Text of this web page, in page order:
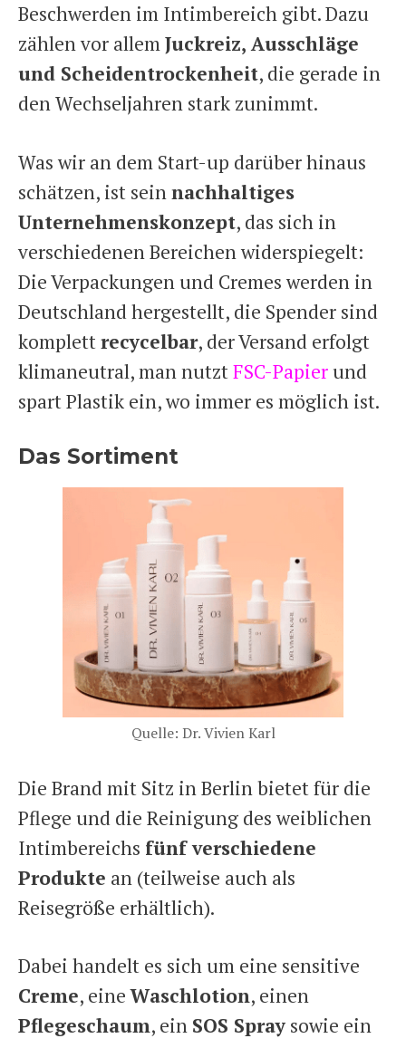
Beschwerden im Intimbereich gibt. Dazu
zählen vor allemJuckreiz, Ausschläge
und Scheidentrockenheit, die gerade in
den Wechseljahren stark zunimmt.
Was wir an dem Start-up darüber hinaus
schätzen, ist seinnachhaltiges
Unternehmenskonzept, das sich in
verschiedenen Bereichen widerspiegelt:
Die Verpackungen und Cremes werden in
Deutschland hergestellt, die Spender sind
komplettrecycelbar, der Versand erfolgt
klimaneutral, man nutztFSC-Papier und
spart Plastik ein, wo immer es möglich ist.
Das Sortiment
Quelle: Dr. Vivien Karl
Die Brand mit Sitz in Berlin bietet für die
Pflege und die Reinigung des weiblichen
Intimbereichs fünf verschiedene
Produkte an (teilweise auch als
Reisegröße erhältlich).
Dabei handelt es sich um eine sensitive
Creme, eineWaschlotion, einen
Pflegeschaum, ein SOS Spray sowie ein